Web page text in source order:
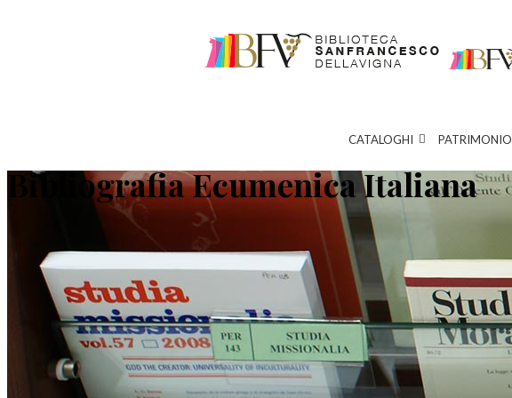
CATALOGHI PATRIMONIO
Bibliografia Ecumenica Italiana